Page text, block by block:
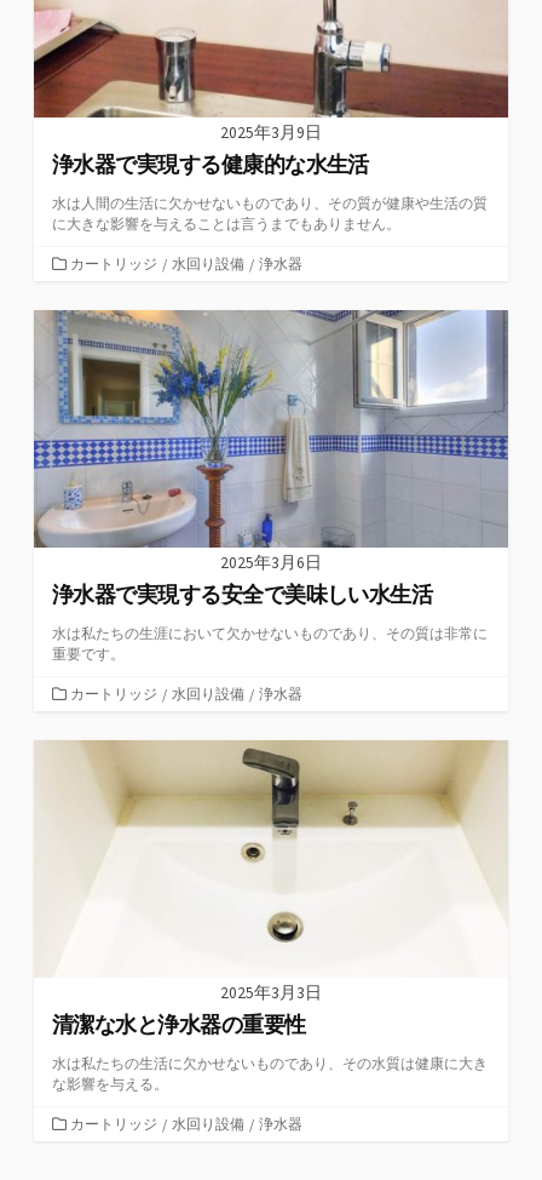
2025年3月9日
浄水器で実現する健康的な水生活
水は人間の生活に欠かせないものであり、その質が健康や生活の質
に大きな影響を与えることは言うまでもありません。
カ
ゴ
リ
ー
カートリッジ / 水回り設備 / 浄水器
2025年3月6日
浄水器で実現する安全で美味しい水生活
水は私たちの生涯において欠かせないものであり、その質は非常に
重要です。
カ
ゴ
カートリッジ / 水回り設備 / 浄水器
2025年3月3日
清潔な水と浄水器の重要性
水は私たちの生活に欠かせないものであり、その水質は健康に大き
な影響を与える。
カカートリッジ / 水回り設備 / 浄水器